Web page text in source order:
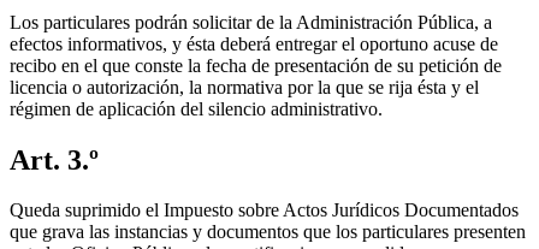
Los particulares podrán solicitar de la Administración Pública, a
efectos informativos, y ésta deberá entregar el oportuno acuse de
recibo en el que conste la fecha de presentación de su petición de
licencia o autorización, la normativa por la que se rija ésta y el
régimen de aplicación del silencio administrativo.
Art. 3.º
Queda suprimido el Impuesto sobre Actos Jurídicos Documentados
que grava las instancias y documentos que los particulares presenten